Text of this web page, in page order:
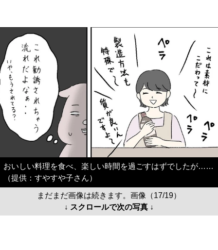
おいしい料理を食べ、楽しい時間を過ごすはずでしたが……
（提供：すやすや子さん）
まだまだ画像は続きます。画像（17/19）
↓ スクロールで次の写真 ↓